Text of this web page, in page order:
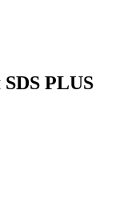
PLUS